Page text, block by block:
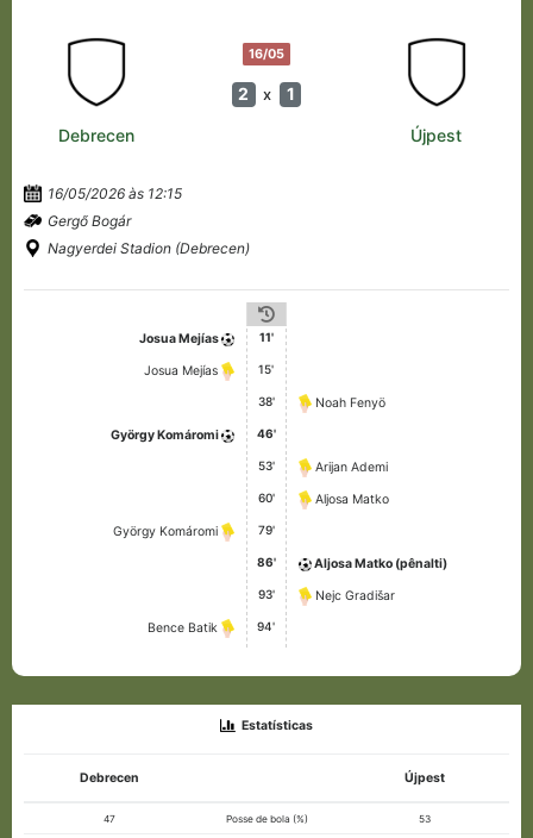
16/05
2 x 1
Debrecen Újpest
16/05/2026 às 12:15
Gergő Bogár
Nagyerdei Stadion (Debrecen)
Josua Mejías 11'
Josua Mejías 15'
38' Noah Fenyö
György Komáromi 46'
53' Arijan Ademi
60' Aljosa Matko
György Komáromi 79'
86' Aljosa Matko (pênalti)
93' Nejc Gradišar
Bence Batik 94'
Estatísticas
Debrecen Újpest
47 Posse de bola (%) 53